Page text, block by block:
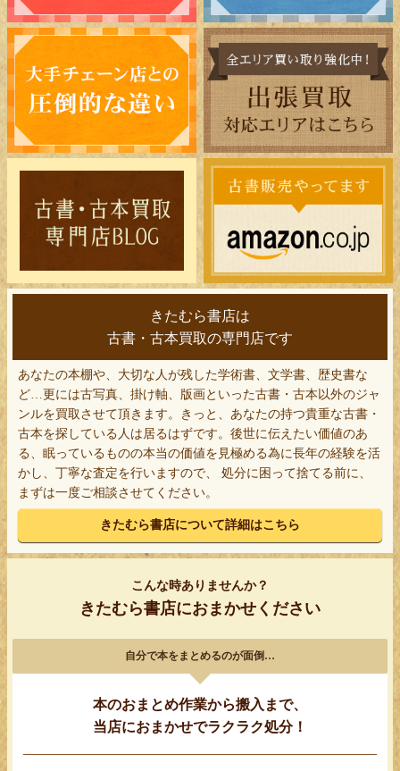
きたむら書店は
古書・古本買取の専門店です
あなたの本棚や、大切な人が残した学術書、文学書、歴史書な
ど…更には古写真、掛け軸、版画といった古書・古本以外のジャ
ンルを買取させて頂きます。きっと、あなたの持つ貴重な古書・
古本を探している人は居るはずです。後世に伝えたい価値のあ
る、眠っているものの本当の価値を見極める為に長年の経験を活
かし、丁寧な査定を行いますので、 処分に困って捨てる前に、
まずは一度ご相談させてください。
きたむら書店について詳細はこちら
こんな時ありませんか？
きたむら書店におまかせください
自分で本をまとめるのが面倒…
本のおまとめ作業から搬入まで、
当店におまかせでラクラク処分！